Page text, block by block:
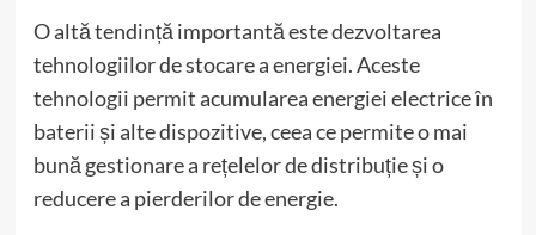
O altă tendință importantă este dezvoltarea
tehnologiilor de stocare a energiei. Aceste
tehnologii permit acumularea energiei electrice în
baterii și alte dispozitive, ceea ce permite o mai
bună gestionare a rețelelor de distribuție și o
reducere a pierderilor de energie.